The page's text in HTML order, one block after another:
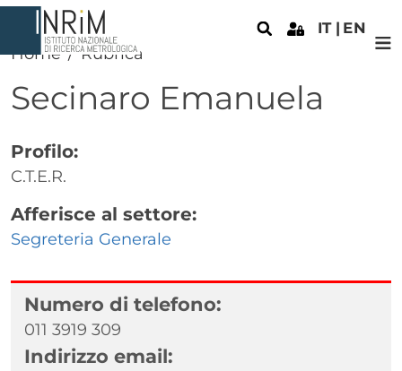
Salta al contenuto principale
IT EN
Home Rubrica
Secinaro Emanuela
Profilo:
C.T.E.R.
Afferisce al settore:
Segreteria Generale
Numero di telefono:
011 3919 309
Indirizzo email: